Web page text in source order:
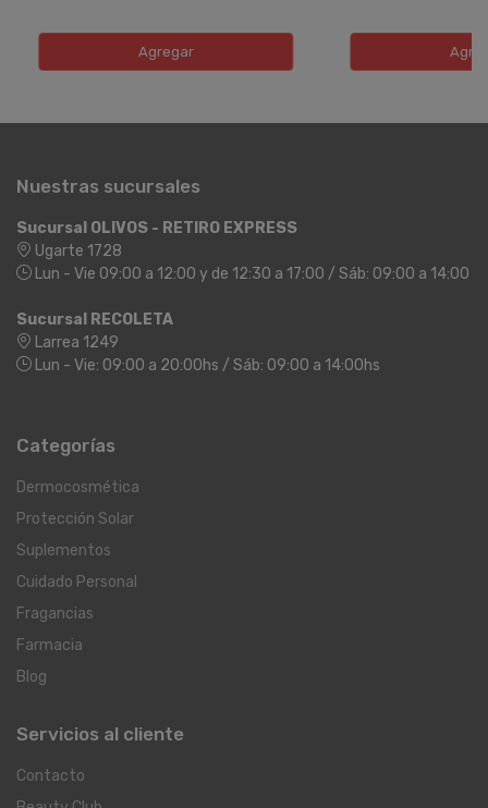
Agregar
Nuestras sucursales
Sucursal OLIVOS - RETIRO EXPRESS
Ugarte 1728
Lun - Vie 09:00 a 12:00 y de 12:30 a 17:00 / Sáb: 09:00 a 14:00
Sucursal RECOLETA
Larrea 1249
Lun - Vie: 09:00 a 20:00hs / Sáb: 09:00 a 14:00hs
Categorías
Dermocosmética
Protección Solar
Suplementos
Cuidado Personal
Fragancias
Farmacia
Blog
Servicios al cliente
Contacto